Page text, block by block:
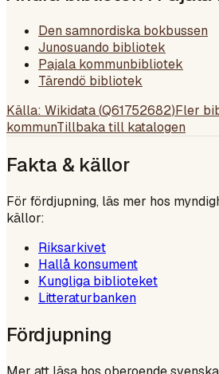
Den samnordiska bokbussen
Junosuando bibliotek
Pajala kommunbibliotek
Tärendö bibliotek
Källa: Wikidata (Q61752682)Fler
kommunTillbaka till katalogen
Fakta & källor
För fördjupning, läs mer hos
källor:
Riksarkivet
Hallå konsument
Kungliga biblioteket
Litteraturbanken
Fördjupning